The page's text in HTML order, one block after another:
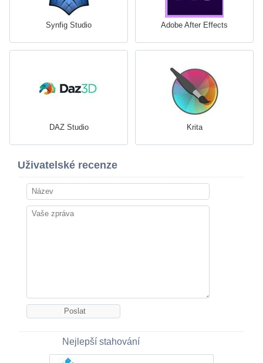
Synfig Studio Adobe After Effects
DAZ Studio Krita
Uživatelské recenze
Nejlepší stahování